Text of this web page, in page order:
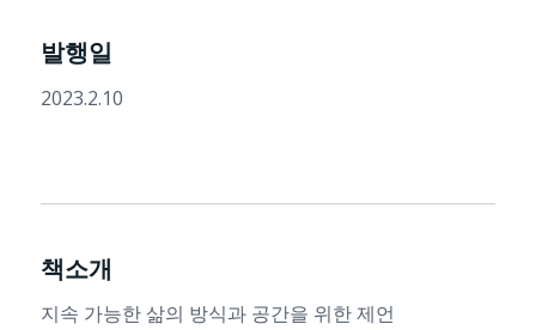
발행일
2023.2.10
책소개
지속 가능한 삶의 방식과 공간을 위한 제언